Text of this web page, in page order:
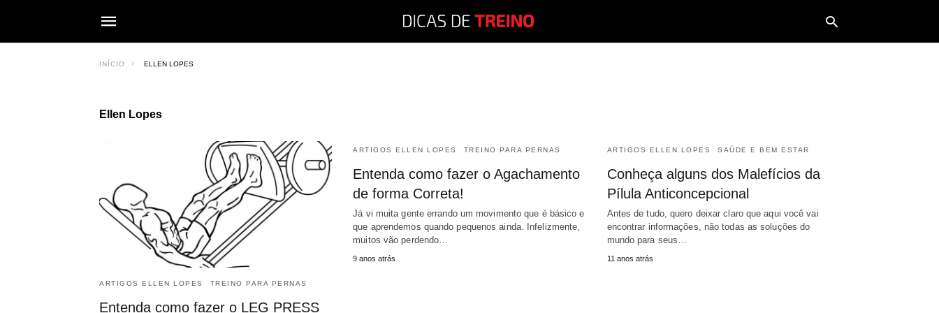
INÍCIO ELLEN LOPES
Ellen Lopes
ARTIGOS ELLEN LOPES TREINO PARA PERNAS
Entenda como fazer o LEG PRESS
ARTIGOS ELLEN LOPES TREINO PARA PERNAS
Entenda como fazer o Agachamento
de forma Correta!
Já vi muita gente errando um movimento que é básico e
que aprendemos quando pequenos ainda. Infelizmente,
muitos vão perdendo…
9 anos atrás
ARTIGOS ELLEN LOPES SAÚDE E BEM ESTAR
Conheça alguns dos Malefícios da
Pílula Anticoncepcional
Antes de tudo, quero deixar claro que aqui você vai
encontrar informações, não todas as soluções do
mundo para seus…
11 anos atrás